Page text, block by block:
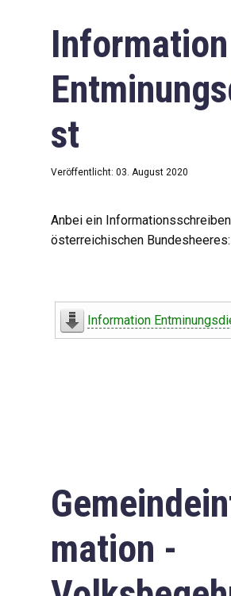
Information
st
Veröffentlicht: 03. August 2020
Anbei ein
österreichischen Bundesheeres:
Information
mation -